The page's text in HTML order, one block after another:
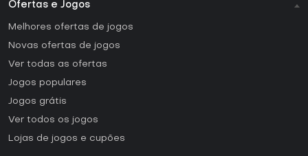
Ofertas e Jogos
Melhores ofertas de jogos
Novas ofertas de jogos
Ver todas as ofertas
Jogos populares
Jogos grátis
Ver todos os jogos
Lojas de jogos e cupões